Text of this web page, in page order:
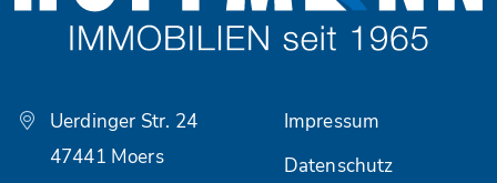
Uerdinger Str. 24
47441 Moers
Impressum
Datenschutz